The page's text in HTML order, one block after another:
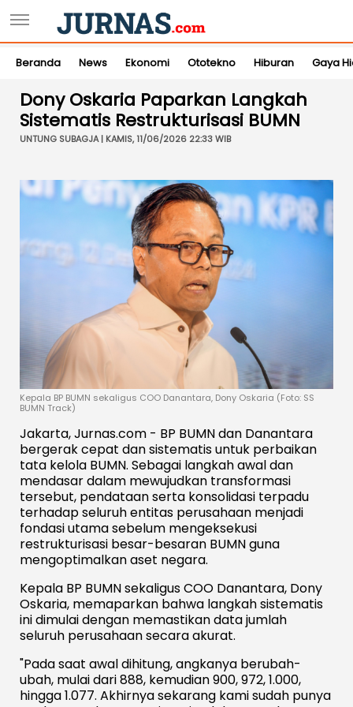
Beranda News Ekonomi Ototekno Hiburan Gaya
Dony Oskaria Paparkan Langkah
Sistematis Restrukturisasi BUMN
UNTUNG SUBAGJA | KAMIS, 11/06/2026 22:33 WIB
​Kepala BP BUMN sekaligus COO Danantara, Dony Oskaria (Foto: SS
BUMN Track)
Jakarta, Jurnas.com - BP BUMN dan Danantara
bergerak cepat dan sistematis untuk perbaikan
tata kelola BUMN. Sebagai langkah awal dan
mendasar dalam mewujudkan transformasi
tersebut, pendataan serta konsolidasi terpadu
terhadap seluruh entitas perusahaan menjadi
fondasi utama sebelum mengeksekusi
restrukturisasi besar-besaran BUMN guna
mengoptimalkan aset negara.
Kepala BP BUMN sekaligus COO Danantara, Dony
Oskaria, memaparkan bahwa langkah sistematis
ini dimulai dengan memastikan data jumlah
seluruh perusahaan secara akurat.
"Pada saat awal dihitung, angkanya berubah-
ubah, mulai dari 888, kemudian 900, 972, 1.000,
hingga 1.077. Akhirnya sekarang kami sudah punya